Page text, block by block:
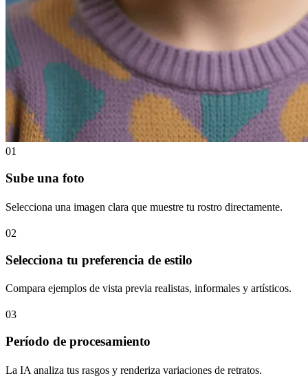
01
Sube una foto
Selecciona una imagen clara que muestre tu rostro directamente.
02
Selecciona tu preferencia de estilo
Compara ejemplos de vista previa realistas, informales y artísticos.
03
Período de procesamiento
La IA analiza tus rasgos y renderiza variaciones de retratos.